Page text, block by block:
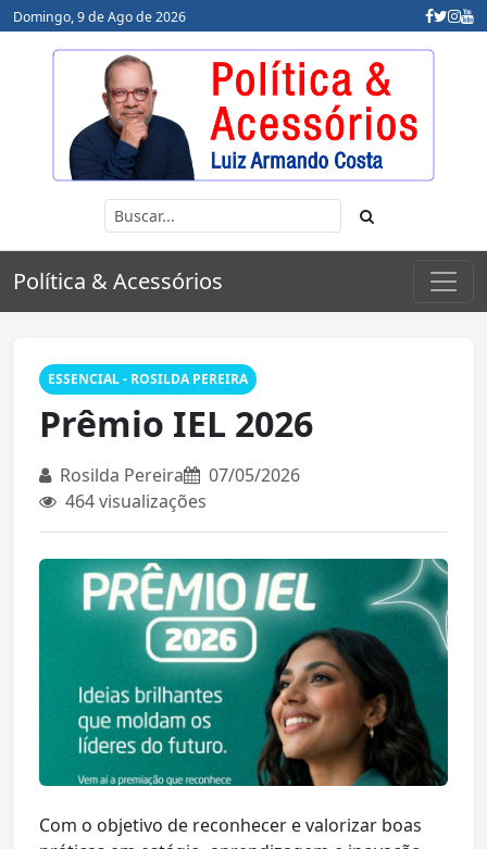
Domingo, 9 de Ago de 2026
Política & Acessórios
ESSENCIAL - ROSILDA PEREIRA
Prêmio IEL 2026
Rosilda Pereira
07/05/2026
464 visualizações
Com o objetivo de reconhecer e valorizar boas